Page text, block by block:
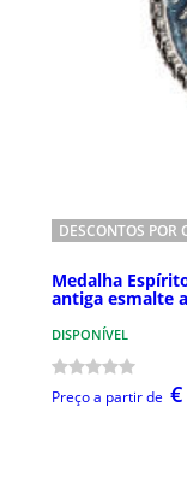
DESCONTOS POR
Medalha
antiga esmalte
DISPONÍVEL
Preço a partir de